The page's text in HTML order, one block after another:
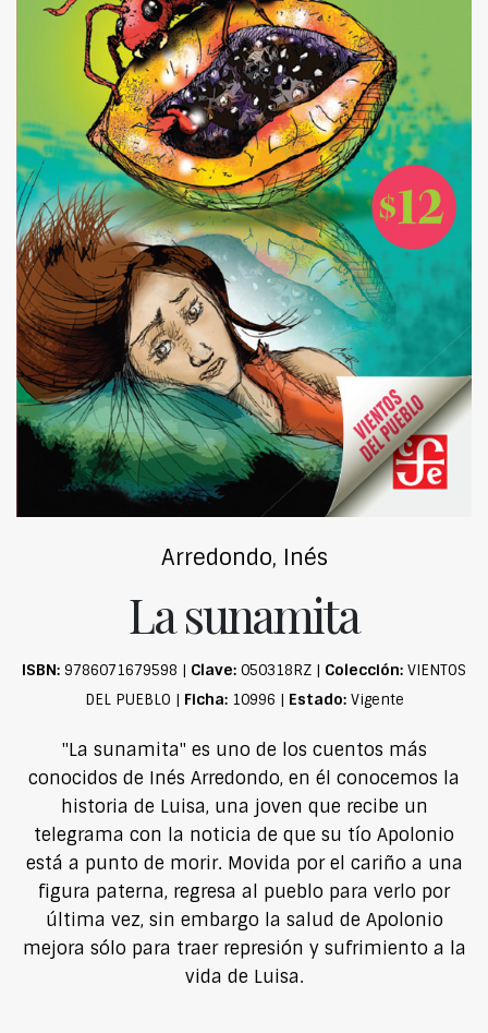
Arredondo, Inés
La sunamita
ISBN: 9786071679598 | Clave: 050318RZ | Colección: VIENTOS
DEL PUEBLO | Ficha:10996 | Estado:Vigente
"La sunamita" es uno de los cuentos más
conocidos de Inés Arredondo, en él conocemos la
historia de Luisa, una joven que recibe un
telegrama con la noticia de que su tío Apolonio
está a punto de morir. Movida por el cariño a una
figura paterna, regresa al pueblo para verlo por
última vez, sin embargo la salud de Apolonio
mejora sólo para traer represión y sufrimiento a la
vida de Luisa.